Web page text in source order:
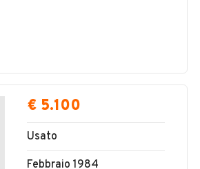
€ 5.100
Usato
Febbraio 1984